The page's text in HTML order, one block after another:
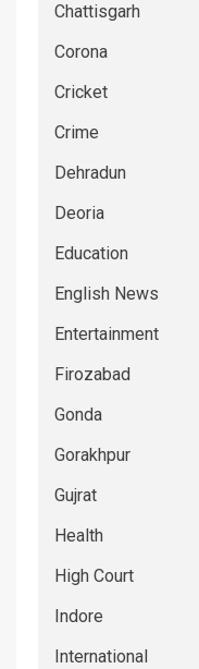
Chattisgarh
Corona
Cricket
Crime
Dehradun
Deoria
Education
English News
Entertainment
Firozabad
Gonda
Gorakhpur
Gujrat
Health
High Court
Indore
International